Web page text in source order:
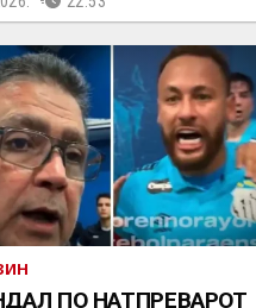
ПО НАТПРЕВАРОТ